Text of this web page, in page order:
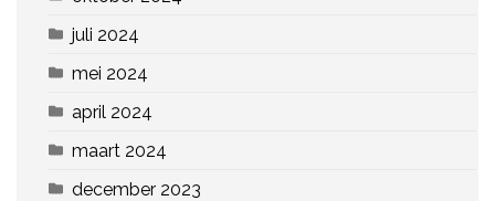
juli 2024
mei 2024
april 2024
maart 2024
december 2023